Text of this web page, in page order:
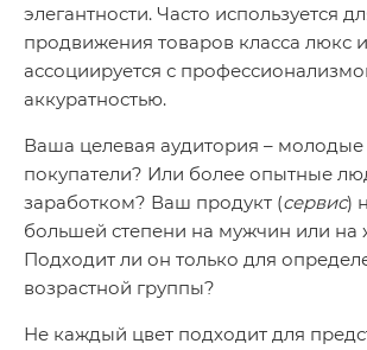
элегантности. Часто используется
продвижения товаров класса люкс и
ассоциируется с
аккуратностью.
Ваша целевая аудитория –
покупатели? Или более опытные
заработком? Ваш продукт (сервис)
большей степени на мужчин или
Подходит ли он только для
возрастной группы?
Не каждый цвет подходит для